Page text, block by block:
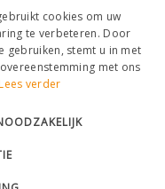
Download onze App!
cookies om uw
te verbeteren. Door
gebruiken, stemt u in met
met ons
verder